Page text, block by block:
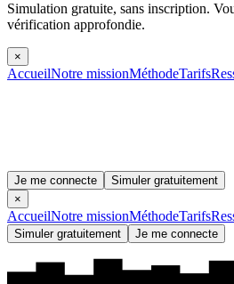
Simulation gratuite, sans inscription.
vérification approfondie.
×
AccueilNotre missionMéthodeTarifs
Je me connecte
Simuler gratuitement
×
AccueilNotre missionMéthodeTarifs
Simuler gratuitement Je me connecte